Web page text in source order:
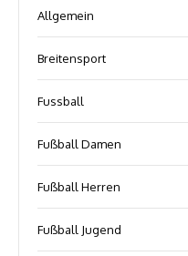
Allgemein
Breitensport
Fussball
Fußball Damen
Fußball Herren
Fußball Jugend